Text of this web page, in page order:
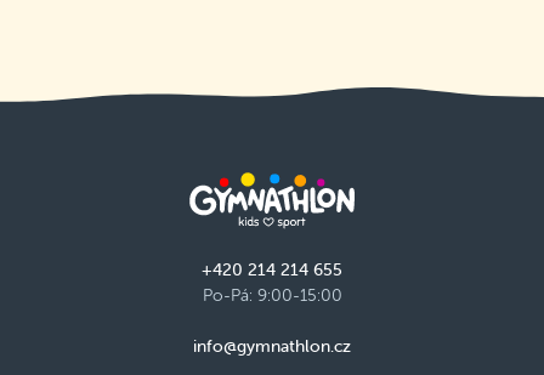
+420 214 214 655
Po-Pá: 9:00-15:00
info@gymnathlon.cz